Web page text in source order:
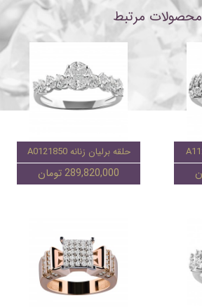
محصولات مرتبط
حلقه برلیان زنانه A0121850
289,820,000 تومان